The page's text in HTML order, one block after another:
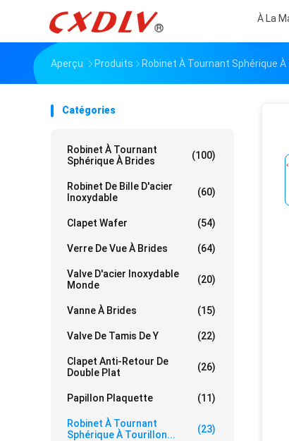
À La
Aperçu Produits Robinet À Tournant Sphérique À
Catégories
Robinet À Tournant
Sphérique À Brides
(100)
Robinet De Bille D'acier
Inoxydable
(60)
Clapet Wafer (54)
Verre De Vue À Brides (64)
Valve D'acier Inoxydable
Monde
(20)
Vanne À Brides (15)
Valve De Tamis De Y (22)
Clapet Anti-Retour De
Double Plat
(26)
Papillon Plaquette (11)
Robinet À Tournant
Sphérique À Tourillon...
(23)